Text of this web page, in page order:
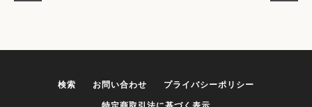
検索 お問い合わせ
プライバシーポリシー